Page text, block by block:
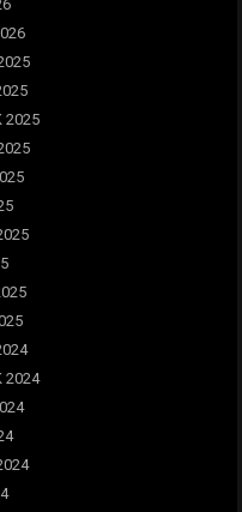
2025
2024